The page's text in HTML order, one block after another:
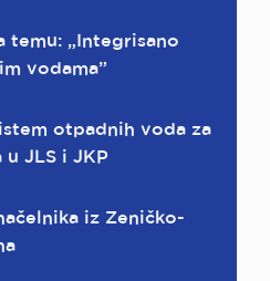
temu: „Integrisano
vodama”
otpadnih voda za
JLS i JKP
iz Zeničko-